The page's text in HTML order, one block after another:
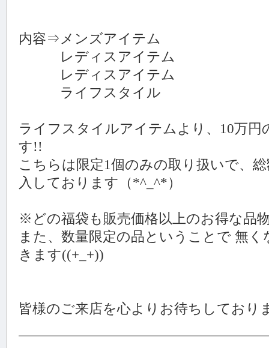
内容⇒メンズアイテム 5万
レディスアイテム 1万円
レディスアイテム 5万円
ライフスタイル 10万円
ライフスタイルアイテムより、10万
す!!
こちらは限定1個のみの取り扱いで、
入しております（*^_^*）
※どの福袋も販売価格以上のお得な品
また、数量限定の品ということで 無
きます((+_+))
皆様のご来店を心よりお待ちしてお